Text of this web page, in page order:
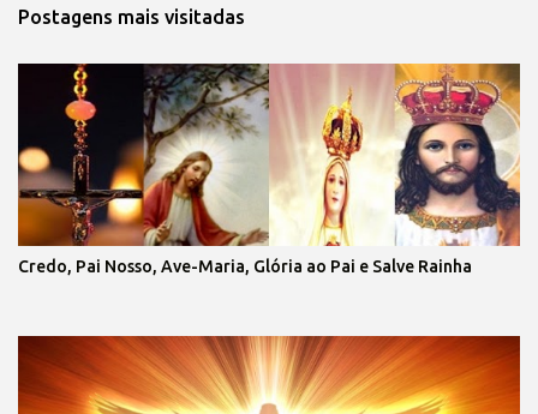
Postagens mais visitadas
Credo, Pai Nosso, Ave-Maria, Glória ao Pai e Salve Rainha